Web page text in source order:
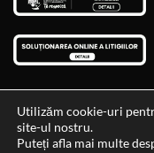
Utilizăm cookie-uri
site-ul nostru.
Puteți afla mai multe